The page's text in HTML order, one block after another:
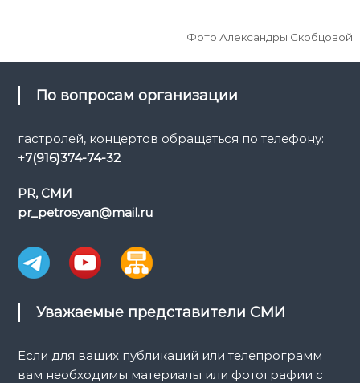
Фото Александры Скобцовой
По вопросам организации
гастролей, концертов обращаться по телефону:
+7(916)374-74-32
PR, СМИ
pr_petrosyan@mail.ru
Уважаемые представители СМИ
Если для ваших публикаций или телепрограмм
вам необходимы материалы или фотографии с